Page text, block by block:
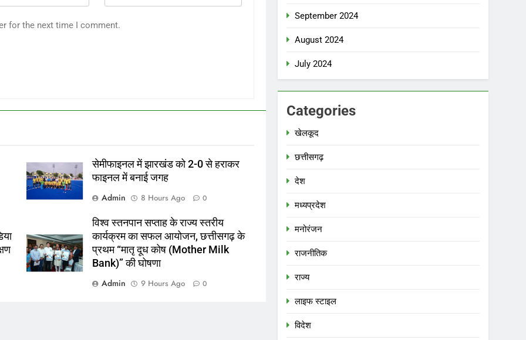
for the next time I comment.
सेमीफाइनल में झारखंड को 2-0 से हराकर
फाइनल में बनाई जगह
Admin
8 Hours Ago 0
विश्व स्तनपान सप्ताह के राज्य स्तरीय
कार्यक्रम का सफल आयोजन, छत्तीसगढ़ के
प्रथम “मातृ दूध कोष (Mother Milk
Bank)” की घोषणा
Admin
9 Hours Ago 0
September 2024
August 2024
July 2024
Categories
खेलकूद
छत्तीसगढ़
देश
मध्‍यप्रदेश
मनोरंजन
राजनीतिक
राज्य
लाइफ स्टाइल
विदेश